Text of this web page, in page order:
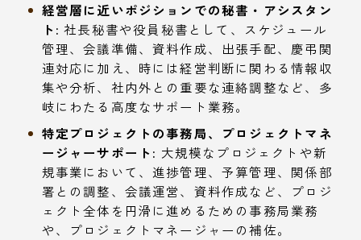
経営層に近いポジションでの秘書・アシスタン
ト: 社長秘書や役員秘書として、スケジュール
管理、会議準備、資料作成、出張手配、慶弔関
連対応に加え、時には経営判断に関わる情報収
集や分析、社内外との重要な連絡調整など、多
岐にわたる高度なサポート業務。
特定プロジェクトの事務局、プロジェクトマネ
ージャーサポート: 大規模なプロジェクトや新
規事業において、進捗管理、予算管理、関係部
署との調整、会議運営、資料作成など、プロジ
ェクト全体を円滑に進めるための事務局業務
や、プロジェクトマネージャーの補佐。